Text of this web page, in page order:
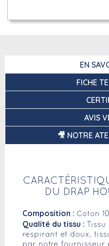
EN
FICHE
AVIS
🎥 NOTRE
DU DRAP
Composition : Coton
Qualité du tissu :
respirant et doux,